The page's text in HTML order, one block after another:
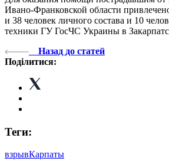
Ивано-Франковской области
и 38 человек личного состава и 10
техники ГУ ГосЧС Украины в
Назад до статей
Поділитися:
Теги:
взрывКарпаты